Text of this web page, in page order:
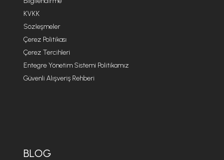
KVKK
Sözleşmeler
Çerez Politikası
Çerez Tercihleri
Entegre Yönetim Sistemi Politikamız
Güvenli Alışveriş Rehberi
BLOG